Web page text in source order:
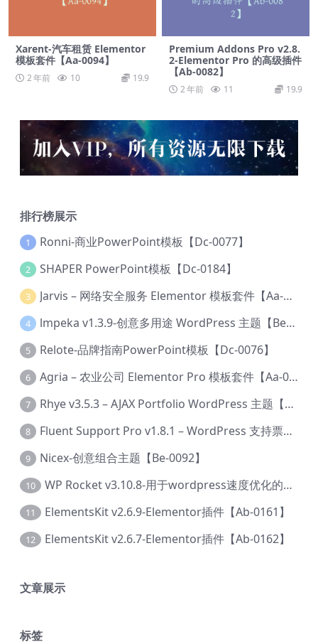
Xarent-汽车租赁 Elementor
模板套件【Aa-0094】
2 年前 10 19.9
Premium Addons Pro v2.8.
2-Elementor Pro 的高级插件
【Ab-0082】
2 年前 11 19.9
排行榜展示
1 Ronni-商业PowerPoint模板【Dc-0077】
2 SHAPER PowerPoint模板【Dc-0184】
3 Jarvis – 网络安全服务 Elementor 模板套件【Aa-0035】
4 lmpeka v1.3.9-创意多用途 WordPress 主题【Be-0064】
5 Relote-品牌指南PowerPoint模板【Dc-0076】
6 Agria – 农业公司 Elementor Pro 模板套件【Aa-0003】
7 Rhye v3.5.3 – AJAX Portfolio WordPress 主题【Bi-0049】
8 Fluent Support Pro v1.8.1 – WordPress 支持票务系统【Cc-0041】
9 Nicex-创意组合主题【Be-0092】
10 WP Rocket v3.10.8-用于wordpress速度优化的缓存加速插件【Cd-0019】
11 ElementsKit v2.6.9-Elementor插件【Ab-0161】
12 ElementsKit v2.6.7-Elementor插件【Ab-0162】
文章展示
标签